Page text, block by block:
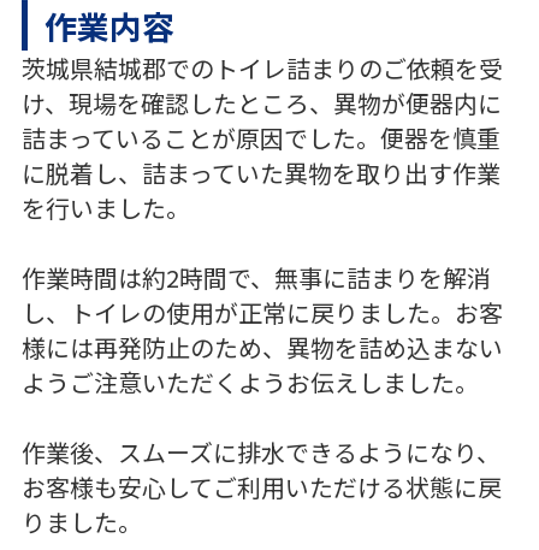
作業内容
茨城県結城郡でのトイレ詰まりのご依頼を受
け、現場を確認したところ、異物が便器内に
詰まっていることが原因でした。便器を慎重
に脱着し、詰まっていた異物を取り出す作業
を行いました。
作業時間は約2時間で、無事に詰まりを解消
し、トイレの使用が正常に戻りました。お客
様には再発防止のため、異物を詰め込まない
ようご注意いただくようお伝えしました。
作業後、スムーズに排水できるようになり、
お客様も安心してご利用いただける状態に戻
りました。